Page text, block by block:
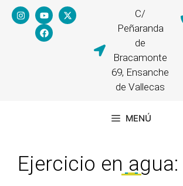
C/
Peñaranda
de
Bracamonte
69, Ensanche
de Vallecas
MENÚ
Ejercicio en